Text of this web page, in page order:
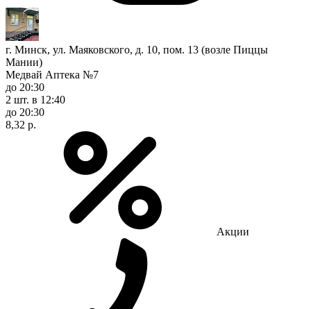
г. Минск, ул. Маяковского, д. 10, пом. 13 (возле Пиццы
Мании)
Медвай Аптека №7
до 20:30
2 шт. в 12:40
до 20:30
8,32 р.
Акции